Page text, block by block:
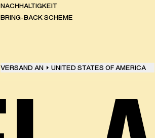
NACHHALTIGKEIT
BRING-BACK SCHEME
VERSAND AN UNITED STATES OF AMERICA